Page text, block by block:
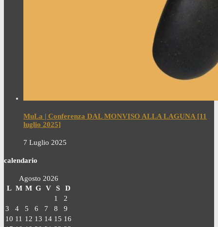
MuLa | Conferenza DAL MONVISO ALLA LAGUNA [11
luglio 2025]
7 Luglio 2025
calendario
Agosto 2026
L M M G V S
D
1
2
3
4 5 6 7 8
9
10 11 12 13 14 15 16